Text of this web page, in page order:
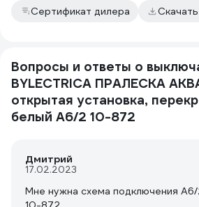
Сертификат дилера
Вопросы и ответы о
BYLECTRICA ПРАЛЕСКА
открытая установка,
белый А6/2 10-872
Дмитрий
17.02.2023
Мне нужна схема подключения